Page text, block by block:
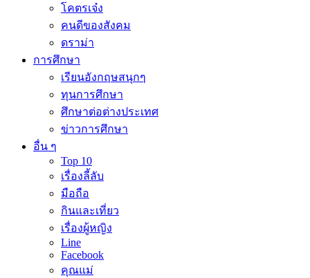
โคตรเจ๋ง
คนดีของสังคม
ดราม่า
การศึกษา
เรียนอังกฤษสนุกๆ
ทุนการศึกษา
ศึกษาต่อต่างประเทศ
ข่าวการศึกษา
อื่น ๆ
Top 10
เรื่องลี้ลับ
มือถือ
กินและเที่ยว
เรื่องผู้หญิง
Line
Facebook
คุณแม่